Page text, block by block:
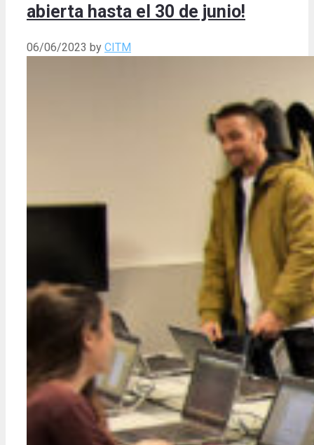
abierta hasta el 30 de junio!
06/06/2023 by CITM